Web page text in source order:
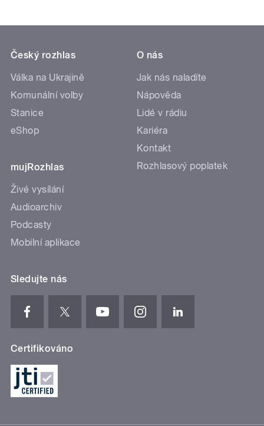
Český rozhlas
Válka na Ukrajině
Komunální volby
Stanice
eShop
mujRozhlas
Živé vysílání
Audioarchiv
Podcasty
Mobilní aplikace
O nás
Jak nás naladíte
Nápověda
Lidé v rádiu
Kariéra
Kontakt
Rozhlasový poplatek
Sledujte nás
Certifikováno